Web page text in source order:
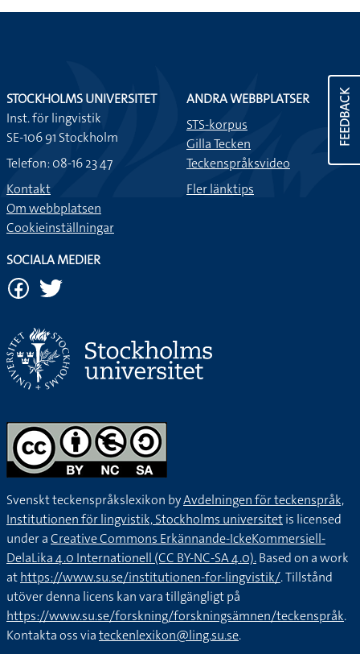
FEEDBACK
STOCKHOLMS UNIVERSITET
Inst. för lingvistik
SE-106 91 Stockholm
Telefon: 08-16 23 47
Kontakt
Om webbplatsen
Cookieinställningar
ANDRA WEBBPLATSER
STS-korpus
Gilla Tecken
Teckenspråksvideo
Fler länktips
SOCIALA MEDIER
Svenskt teckenspråkslexikon byAvdelningen för teckenspråk,
Institutionen för lingvistik, Stockholms universitetis licensed
under aCreative Commons Erkännande-IckeKommersiell-
DelaLika 4.0 Internationell (CC BY-NC-SA 4.0).Based on a work
athttps://www.su.se/institutionen-for-lingvistik/. Tillstånd
utöver denna licens kan vara tillgängligt på
https://www.su.se/forskning/forskningsämnen/teckenspråk.
Kontakta oss viateckenlexikon@ling.su.se.